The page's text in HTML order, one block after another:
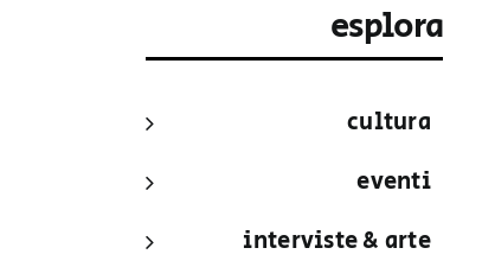
esplora
cultura
eventi
interviste & arte